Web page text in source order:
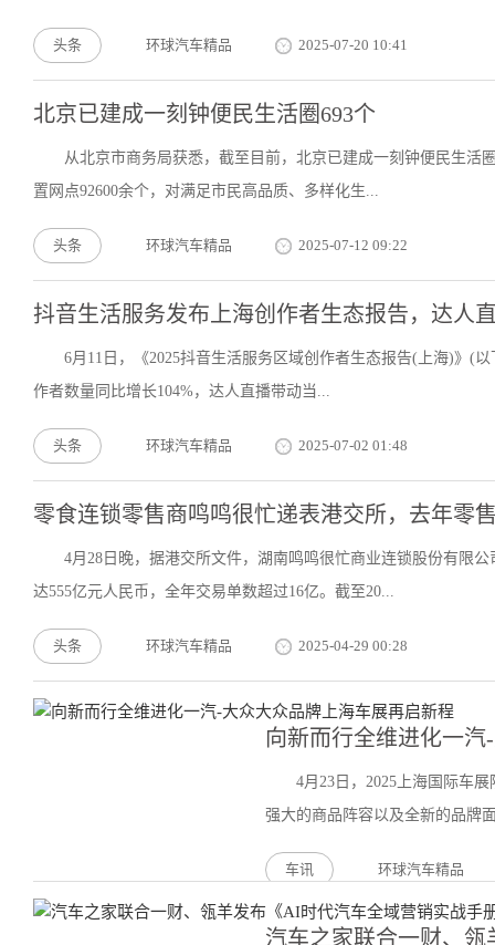
头条 环球汽车精品 2025-07-20 10:41
北京已建成一刻钟便民生活圈693个
从北京市商务局获悉，截至目前，北京已建成一刻钟便民生活
置网点92600余个，对满足市民高品质、多样化生...
头条 环球汽车精品 2025-07-12 09:22
抖音生活服务发布上海创作者生态报告，达人
6月11日，《2025抖音生活服务区域创作者生态报告(上海)》(
作者数量同比增长104%，达人直播带动当...
头条 环球汽车精品 2025-07-02 01:48
零食连锁零售商鸣鸣很忙递表港交所，去年零
4月28日晚，据港交所文件，湖南鸣鸣很忙商业连锁股份有限
达555亿元人民币，全年交易单数超过16亿。截至20...
头条 环球汽车精品 2025-04-29 00:28
向新而行全维进化一
4月23日，2025上海国际车
强大的商品阵容以及全新的品牌
车讯 环球汽车精品
汽车之家联合一财、